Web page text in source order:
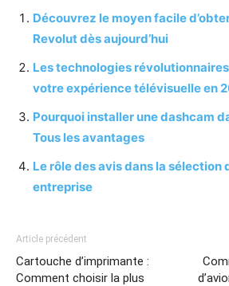
Découvrez le moyen facile
Revolut dès aujourd’hui
Les technologies
votre expérience télévisuelle en
Pourquoi installer une dashcam
Tous les avantages
Le rôle des avis dans la sélection
entreprise
Article précédent
Cartouche d’imprimante :
Comment choisir la plus